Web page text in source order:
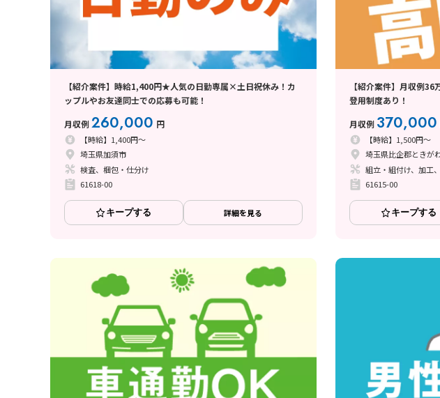
【紹介案件】時給1,400円★人気の日勤専属×土日祝休み！カ
ップルやお友達同士での応募も可能！
月収例260,000 円
【時給】1,400円～
埼玉県加須市
検査、梱包・仕分け
61618-00
キープする 詳細を見る
【紹介案件】月収例
登用制度あり！
月収例 370,000
【時給】1,500円～
埼玉県比企郡ときが
61615-00
キープする